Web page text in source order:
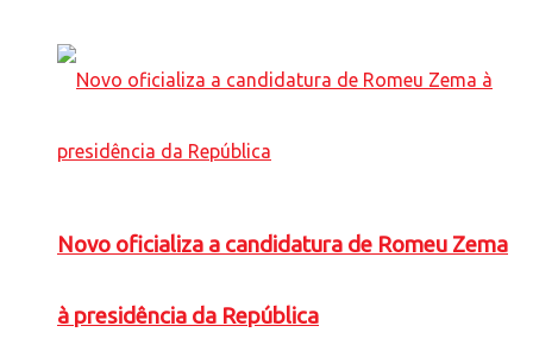
Novo oficializa a candidatura de Romeu Zema
à presidência da República